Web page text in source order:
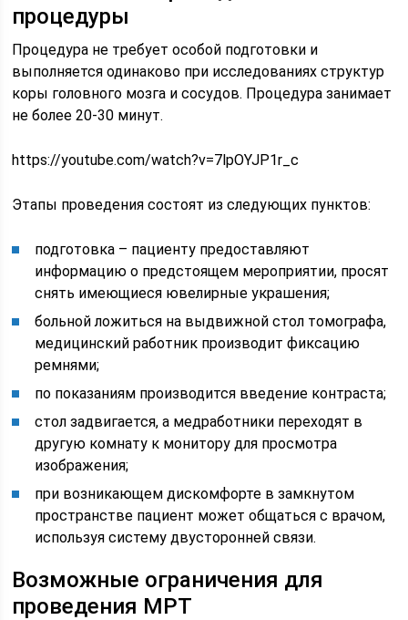
процедуры
Процедура не требует особой подготовки и
выполняется одинаково при исследованиях структур
коры головного мозга и сосудов. Процедура занимает
не более 20-30 минут.
https://youtube.com/watch?v=7lpOYJP1r_c
Этапы проведения состоят из следующих пунктов:
подготовка – пациенту предоставляют
информацию о предстоящем мероприятии, просят
снять имеющиеся ювелирные украшения;
больной ложиться на выдвижной стол томографа,
медицинский работник производит фиксацию
ремнями;
по показаниям производится введение контраста;
стол задвигается, а медработники переходят в
другую комнату к монитору для просмотра
изображения;
при возникающем дискомфорте в замкнутом
пространстве пациент может общаться с врачом,
используя систему двусторонней связи.
Возможные ограничения для
проведения МРТ